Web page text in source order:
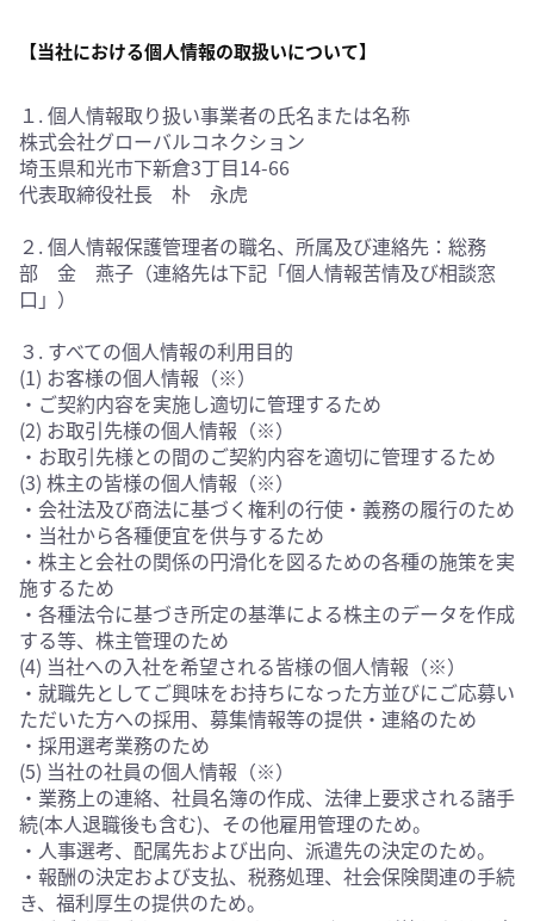
【当社における個人情報の取扱いについて】
１. 個人情報取り扱い事業者の氏名または名称
株式会社グローバルコネクション
埼玉県和光市下新倉3丁目14-66
代表取締役社長 朴 永虎
２. 個人情報保護管理者の職名、所属及び連絡先：総務
部 金 燕子（連絡先は下記「個人情報苦情及び相談窓
口」）
３. すべての個人情報の利用目的
(1) お客様の個人情報（※）
・ご契約内容を実施し適切に管理するため
(2) お取引先様の個人情報（※）
・お取引先様との間のご契約内容を適切に管理するため
(3) 株主の皆様の個人情報（※）
・会社法及び商法に基づく権利の行使・義務の履行のため
・当社から各種便宜を供与するため
・株主と会社の関係の円滑化を図るための各種の施策を実
施するため
・各種法令に基づき所定の基準による株主のデータを作成
する等、株主管理のため
(4) 当社への入社を希望される皆様の個人情報（※）
・就職先としてご興味をお持ちになった方並びにご応募い
ただいた方への採用、募集情報等の提供・連絡のため
・採用選考業務のため
(5) 当社の社員の個人情報（※）
・業務上の連絡、社員名簿の作成、法律上要求される諸手
続(本人退職後も含む)、その他雇用管理のため。
・人事選考、配属先および出向、派遣先の決定のため。
・報酬の決定および支払、税務処理、社会保険関連の手続
き、福利厚生の提供のため。